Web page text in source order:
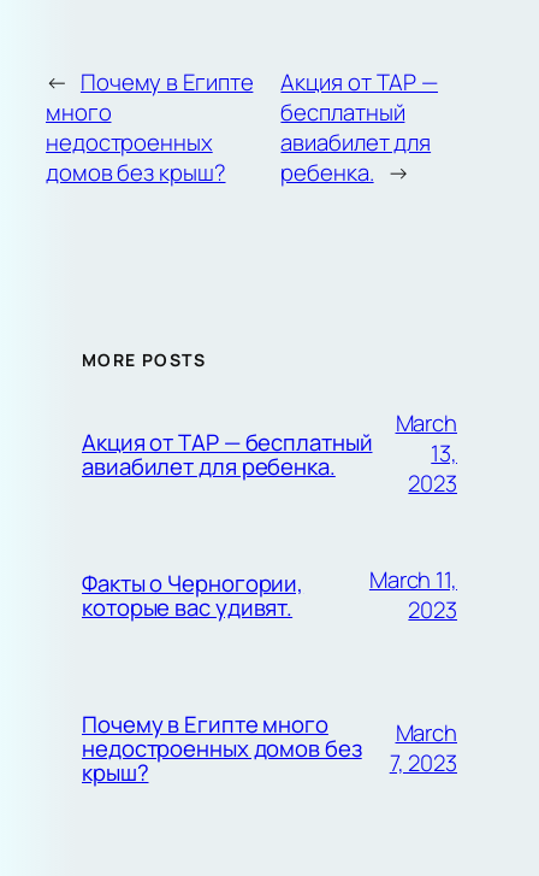
← Почему в Египте
много
недостроенных
домов без крыш?
Акция от TAP —
бесплатный
авиабилет для
ребенка. →
MORE POSTS
Акция от TAP — бесплатный
авиабилет для ребенка.
March
13,
2023
Факты о Черногории,
которые вас удивят.
March 11,
2023
Почему в Египте много
недостроенных домов без
крыш?
March
7, 2023